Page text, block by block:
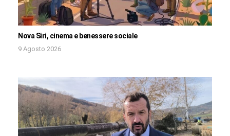
Nova Siri, cinema e benessere sociale
9 Agosto 2026